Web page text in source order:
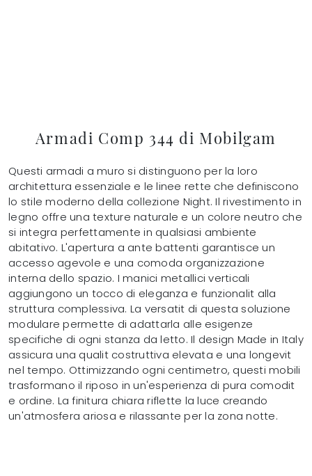
Armadi Comp 344 di Mobilgam
Questi armadi a muro si distinguono per la loro
architettura essenziale e le linee rette che definiscono
lo stile moderno della collezione Night. Il rivestimento in
legno offre una texture naturale e un colore neutro che
si integra perfettamente in qualsiasi ambiente
abitativo. L'apertura a ante battenti garantisce un
accesso agevole e una comoda organizzazione
interna dello spazio. I manici metallici verticali
aggiungono un tocco di eleganza e funzionalit alla
struttura complessiva. La versatit di questa soluzione
modulare permette di adattarla alle esigenze
specifiche di ogni stanza da letto. Il design Made in Italy
assicura una qualit costruttiva elevata e una longevit
nel tempo. Ottimizzando ogni centimetro, questi mobili
trasformano il riposo in un'esperienza di pura comodit
e ordine. La finitura chiara riflette la luce creando
un'atmosfera ariosa e rilassante per la zona notte.